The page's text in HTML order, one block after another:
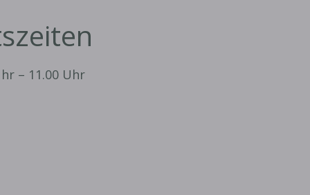
– 11.00 Uhr